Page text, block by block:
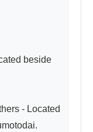
beside
- Located